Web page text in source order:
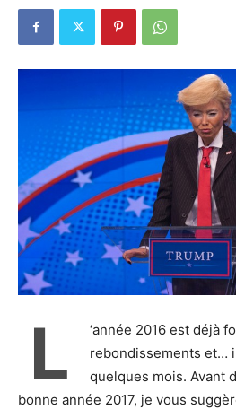
L
‘année 2016 est déjà
rebondissements et…
quelques mois. Avant
bonne année 2017, je vous